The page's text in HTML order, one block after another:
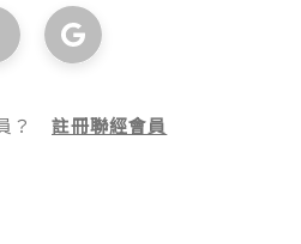
員？註冊聯經會員